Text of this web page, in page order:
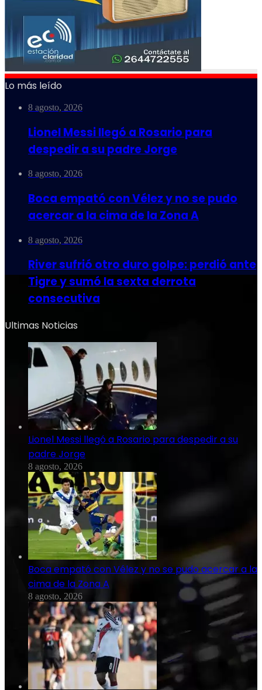
Lo más leído
8 agosto, 2026
Lionel Messi llegó a Rosario para
despedir a su padre Jorge
8 agosto, 2026
Boca empató con Vélez y no se pudo
acercar a la cima de la Zona A
8 agosto, 2026
River sufrió otro duro golpe: perdió ante
Tigre y sumó la sexta derrota
consecutiva
Ultimas Noticias
Lionel Messi llegó a Rosario para despedir a su
padre Jorge
8 agosto, 2026
Boca empató con Vélez y no se pudo acercar a la
cima de la Zona A
8 agosto, 2026